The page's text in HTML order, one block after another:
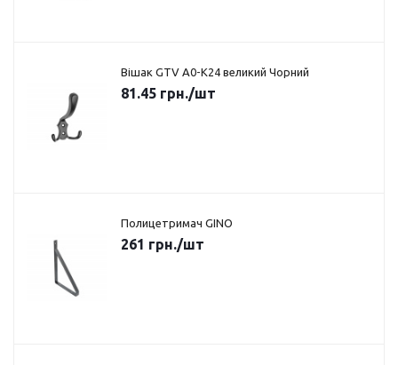
Вішак GTV A0-K24 великий Чорний
81.45 грн./шт
Полицетримач GINO
261 грн./шт